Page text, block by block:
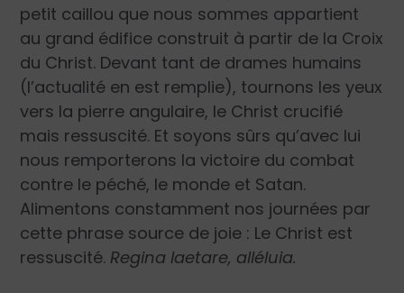
petit caillou que nous sommes appartient
au grand édifice construit à partir de la Croix
du Christ. Devant tant de drames humains
(l’actualité en est remplie), tournons les yeux
vers la pierre angulaire, le Christ crucifié
mais ressuscité. Et soyons sûrs qu’avec lui
nous remporterons la victoire du combat
contre le péché, le monde et Satan.
Alimentons constamment nos journées par
cette phrase source de joie : Le Christ est
ressuscité. Regina laetare, alléluia.